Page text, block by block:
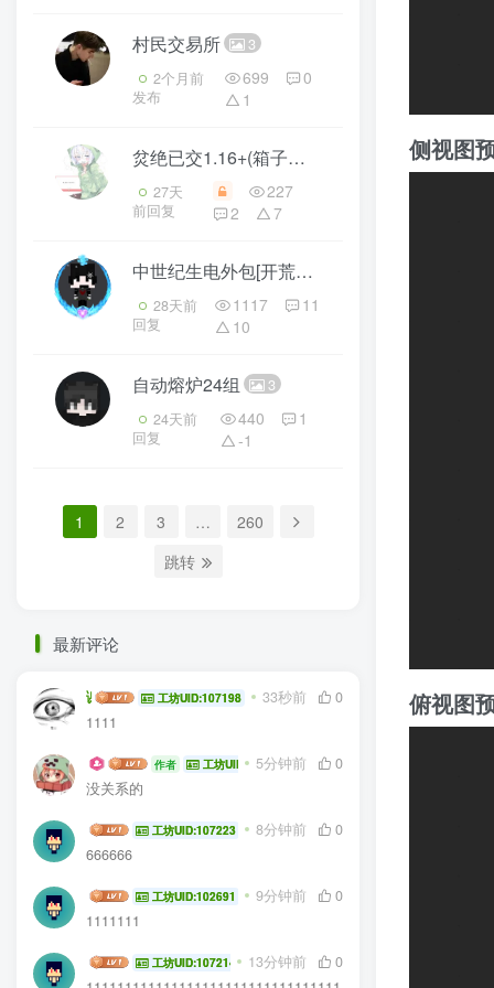
村民交易所 3
2个月前
发布
699
0
1
炃绝已交1.16+(箱子我没有放)
27天
前回复
227
2
7
中世纪生电外包[开荒刷石机] 质感石头屋
28天前
回复
1117
11
10
自动熔炉24组 3
24天前
回复
440
1
-1
1 2 3 …
260
跳转
最新评论
谢林辰 工坊UID:107198 33秒前
0
1111
生电大佬 作者 工坊UID:104936
5分钟前
0
没关系的
Xianyu6 工坊UID:107223 8分钟前
0
666666
kltmw 工坊UID:102691 9分钟前
0
1111111
bob_kfc 工坊UID:107214 13分钟前
0
侧视图
俯视图